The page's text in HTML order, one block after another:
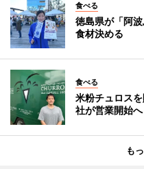
食べる
徳島県が「阿
食材決める
食べる
米粉チュロス
社が営業開始へ
も